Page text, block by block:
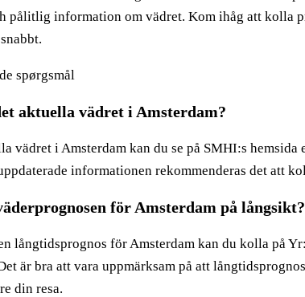
pålitlig information om vädret. Kom ihåg att kolla
spørgsmål
aktuella vädret i Amsterdam?
vädret i Amsterdam kan du se på SMHI:s
informationen rekommenderas det att
för Amsterdam på långsikt?
långtidsprognos för Amsterdam kan du kolla på
är bra att vara uppmärksam på att
din resa.